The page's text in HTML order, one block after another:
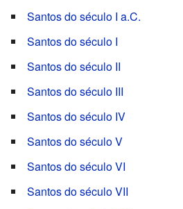
Santos do século I a.C.
Santos do século I
Santos do século II
Santos do século III
Santos do século IV
Santos do século V
Santos do século VI
Santos do século VII